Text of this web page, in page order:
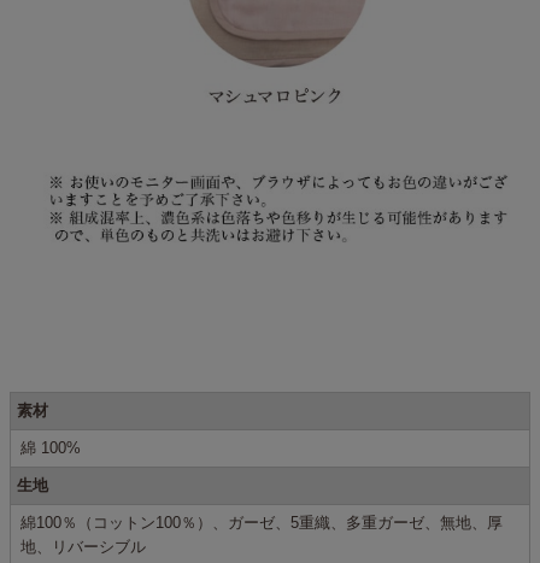
素材
綿 100%
生地
綿100％（コットン100％）、ガーゼ、5重織、多重ガーゼ、無地、厚
地、リバーシブル